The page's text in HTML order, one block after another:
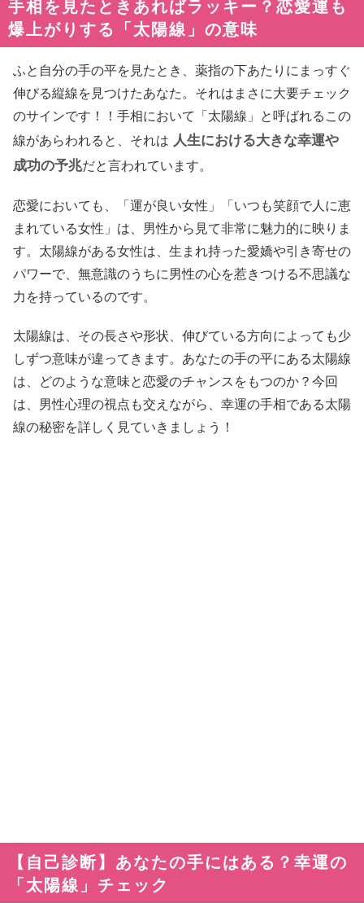
手相を見たときあればラッキー？恋愛運も
爆上がりする「太陽線」の意味
ふと自分の手の平を見たとき、薬指の下あたりにまっすぐ
伸びる縦線を見つけたあなた。それはまさに大要チェック
のサインです！！手相において「太陽線」と呼ばれるこの
線があらわれると、それは 人生における大きな幸運や
成功の予兆だと言われています。
恋愛においても、「運が良い女性」「いつも笑顔で人に恵
まれている女性」は、男性から見て非常に魅力的に映りま
す。太陽線がある女性は、生まれ持った愛嬌や引き寄せの
パワーで、無意識のうちに男性の心を惹きつける不思議な
力を持っているのです。
太陽線は、その長さや形状、伸びている方向によっても少
しずつ意味が違ってきます。あなたの手の平にある太陽線
は、どのような意味と恋愛のチャンスをもつのか？今回
は、男性心理の視点も交えながら、幸運の手相である太陽
線の秘密を詳しく見ていきましょう！
【自己診断】あなたの手にはある？幸運の
「太陽線」チェック